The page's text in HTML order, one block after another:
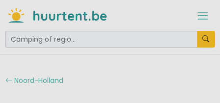
huurtent.be
Noord-Holland